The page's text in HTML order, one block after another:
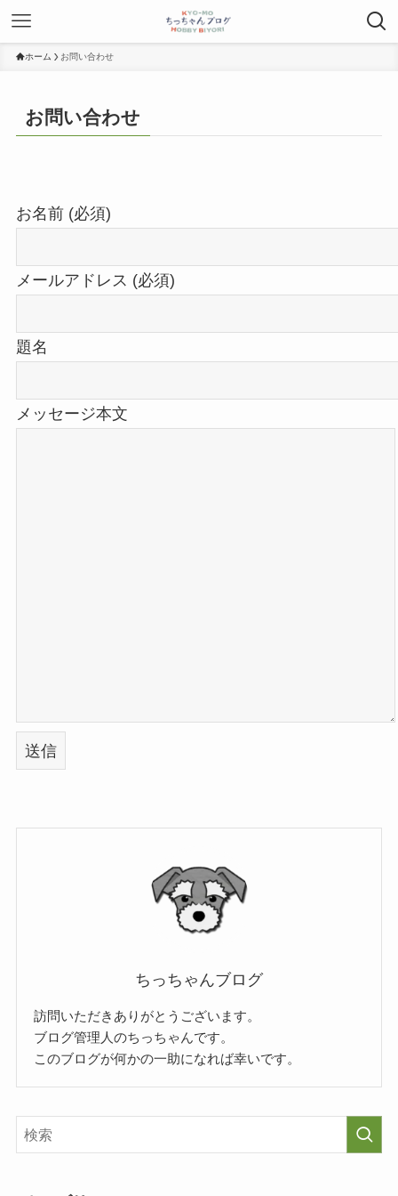
ホーム お問い合わせ
お問い合わせ
お名前 (必須)
メールアドレス (必須)
題名
メッセージ本文
ちっちゃんブログ
訪問いただきありがとうございます。
ブログ管理人のちっちゃんです。
このブログが何かの一助になれば幸いです。